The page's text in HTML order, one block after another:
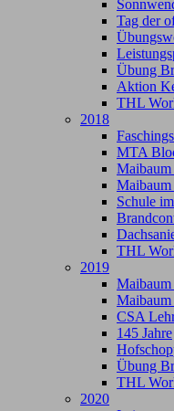
Tag der
Übung
Aktion
THL
2018
MTA
Maibaum
Maibaum
Schule
THL
2019
Maibaum
Maibaum
CSA
145 Jahre
Übung
THL
2020